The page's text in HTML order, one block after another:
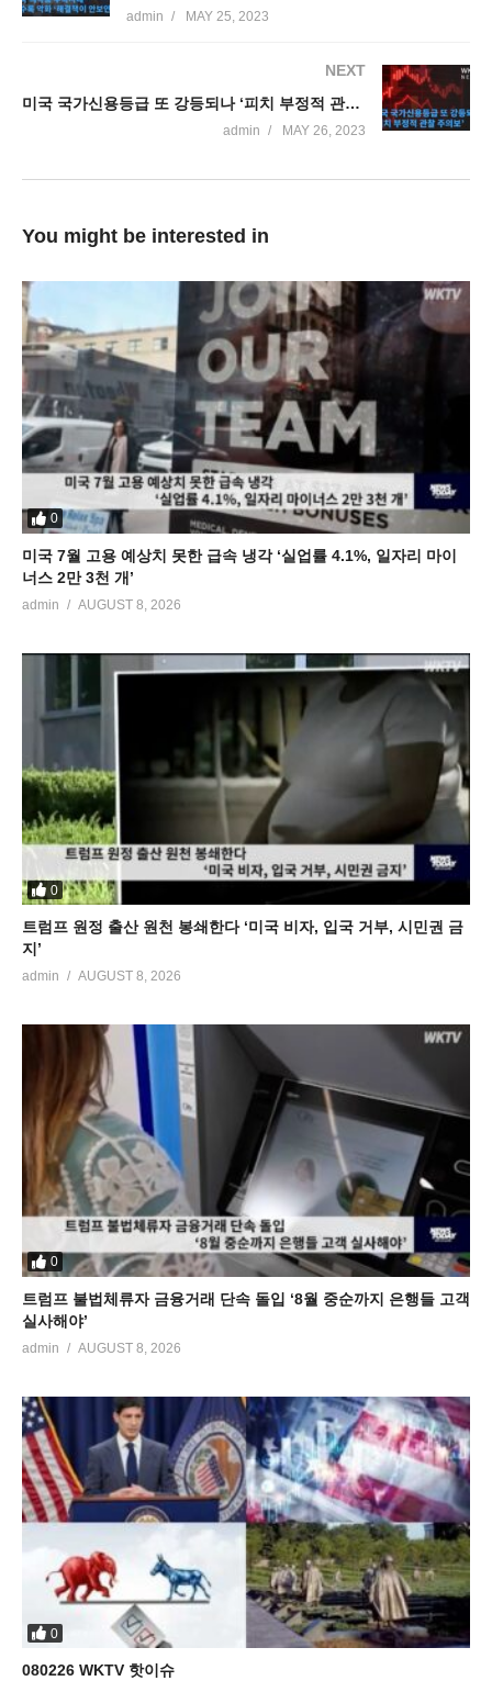
admin MAY 25, 2023
NEXT
미국 국가신용등급 또 강등되나 ‘피치 부정적 관찰 주의보’
admin MAY 26, 2023
You might be interested in
0
미국 7월 고용 예상치 못한 급속 냉각 ‘실업률 4.1%, 일자리 마이
너스 2만 3천 개’
admin AUGUST 8, 2026
0
트럼프 원정 출산 원천 봉쇄한다 ‘미국 비자, 입국 거부, 시민권 금
지’
admin AUGUST 8, 2026
0
트럼프 불법체류자 금융거래 단속 돌입 ‘8월 중순까지 은행들 고객
실사해야’
admin AUGUST 8, 2026
0
080226 WKTV 핫이슈